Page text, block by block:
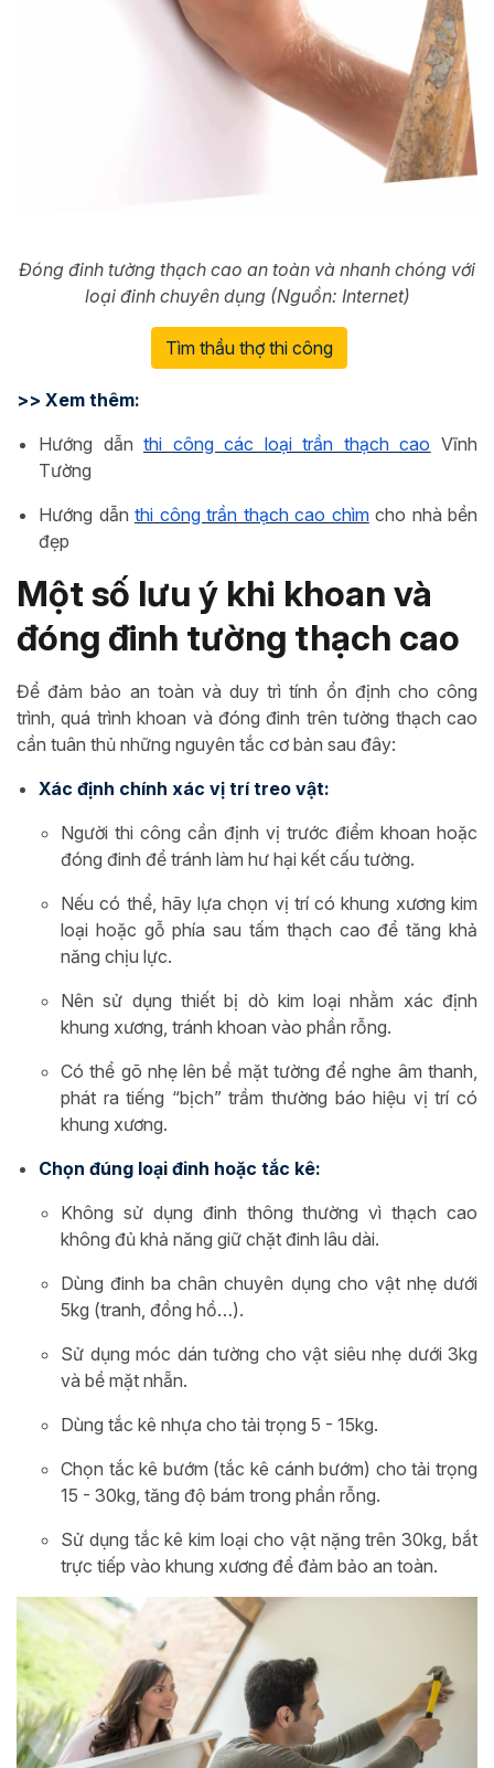
Đóng đinh tường thạch cao an toàn và nhanh chóng với
loại đinh chuyên dụng (Nguồn: Internet)
Tìm thầu thợ thi công
>> Xem thêm:
Hướng dẫnthi công các loại trần thạch cao Vĩnh
Tường
Hướng dẫn thi công trần thạch cao chìmcho nhà bền
đẹp
Một số lưu ý khi khoan và
đóng đinh tường thạch cao
Để đảm bảo an toàn và duy trì tính ổn định cho công
trình, quá trình khoan và đóng đinh trên tường thạch cao
cần tuân thủ những nguyên tắc cơ bản sau đây:
Xác định chính xác vị trí treo vật:
Người thi công cần định vị trước điểm khoan hoặc
đóng đinh để tránh làm hư hại kết cấu tường.
Nếu có thể, hãy lựa chọn vị trí có khung xương kim
loại hoặc gỗ phía sau tấm thạch cao để tăng khả
năng chịu lực.
Nên sử dụng thiết bị dò kim loại nhằm xác định
khung xương, tránh khoan vào phần rỗng.
Có thể gõ nhẹ lên bề mặt tường để nghe âm thanh,
phát ra tiếng “bịch” trầm thường báo hiệu vị trí có
khung xương.
Chọn đúng loại đinh hoặc tắc kê:
Không sử dụng đinh thông thường vì thạch cao
không đủ khả năng giữ chặt đinh lâu dài.
Dùng đinh ba chân chuyên dụng cho vật nhẹ dưới
5kg (tranh, đồng hồ…).
Sử dụng móc dán tường cho vật siêu nhẹ dưới 3kg
và bề mặt nhẵn.
Dùng tắc kê nhựa cho tải trọng 5 - 15kg.
Chọn tắc kê bướm (tắc kê cánh bướm) cho tải trọng
15 - 30kg, tăng độ bám trong phần rỗng.
Sử dụng tắc kê kim loại cho vật nặng trên 30kg, bắt
trực tiếp vào khung xương để đảm bảo an toàn.